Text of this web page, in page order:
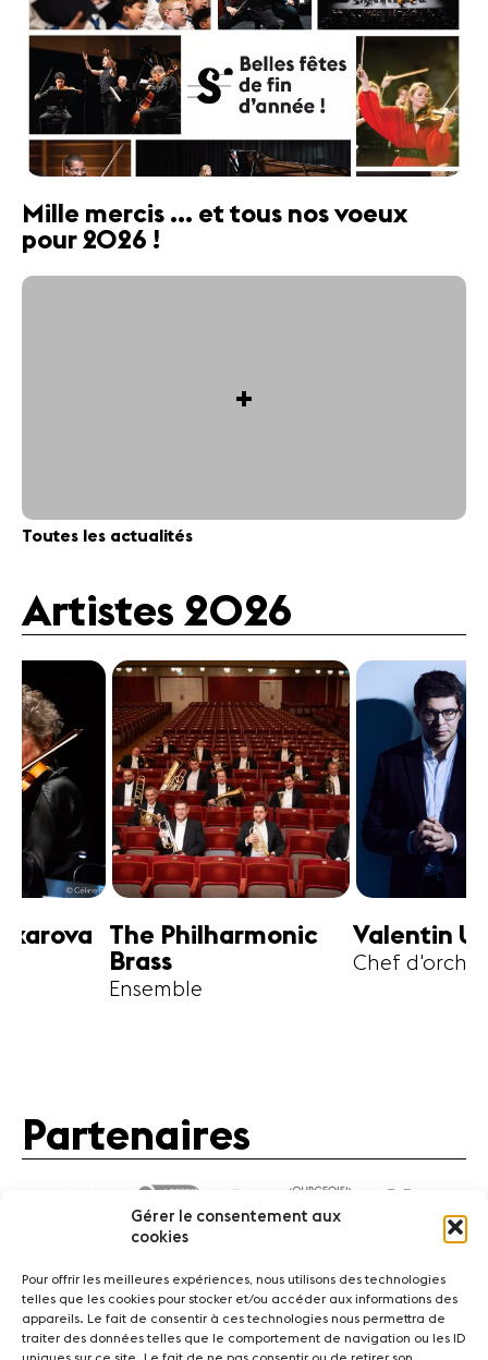
Gérer le consentement aux
cookies
Pour offrir les meilleures expériences, nous utilisons des technologies
telles que les cookies pour stocker et/ou accéder aux informations des
appareils. Le fait de consentir à ces technologies nous permettra de
traiter des données telles que le comportement de navigation ou les ID
Mille mercis ... et tous nos voeux
pour 2026 !
+
Toutes les actualités
Artistes 2026
Valentin Uryupin
Chef d'orchestre
Amihai
Alto
Partenaires
ActualitésConcerts Bénévoles Médiation